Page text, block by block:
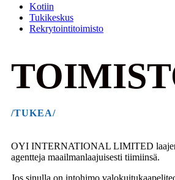
Kotiin
Tukikeskus
Rekrytointitoimisto
/TUKEA/
OYI INTERNATIONAL LIMITED
agentteja maailmanlaajuisesti tiimiinsä.
Jos sinulla on intohimo